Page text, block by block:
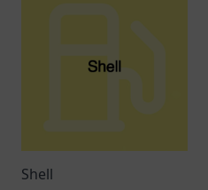
Ribnitz-Damgarten.
Shell